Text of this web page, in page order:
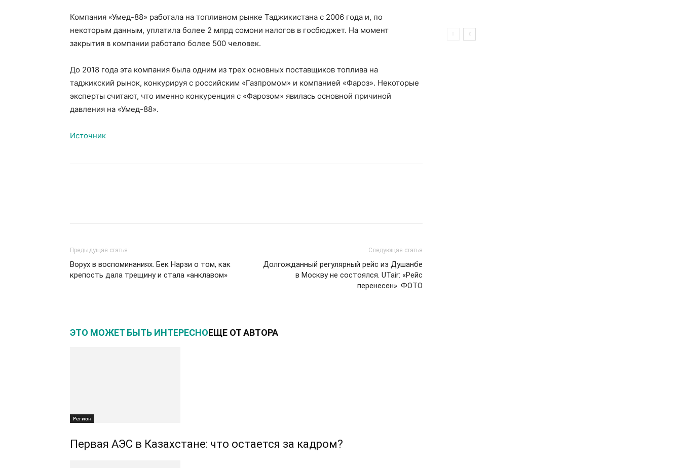
Компания «Умед-88» работала на топливном рынке Таджикистана с 2006 года и, по
некоторым данным, уплатила более 2 млрд сомони налогов в госбюджет. На момент
закрытия в компании работало более 500 человек.
До 2018 года эта компания была одним из трех основных поставщиков топлива на
таджикский рынок, конкурируя с российским «Газпромом» и компанией «Фароз». Некоторые
эксперты считают, что именно конкуренция с «Фарозом» явилась основной причиной
давления на «Умед-88».
Источник
Предыдущая статья
Ворух в воспоминаниях. Бек Нарзи о том, как
крепость дала трещину и стала «анклавом»
Следующая статья
Долгожданный регулярный рейс из Душанбе
в Москву не состоялся. UTair: «Рейс
перенесен». ФОТО
ЭТО МОЖЕТ БЫТЬ ИНТЕРЕСНОЕЩЕ ОТ АВТОРА
Регион
Первая АЭС в Казахстане: что остается за кадром?